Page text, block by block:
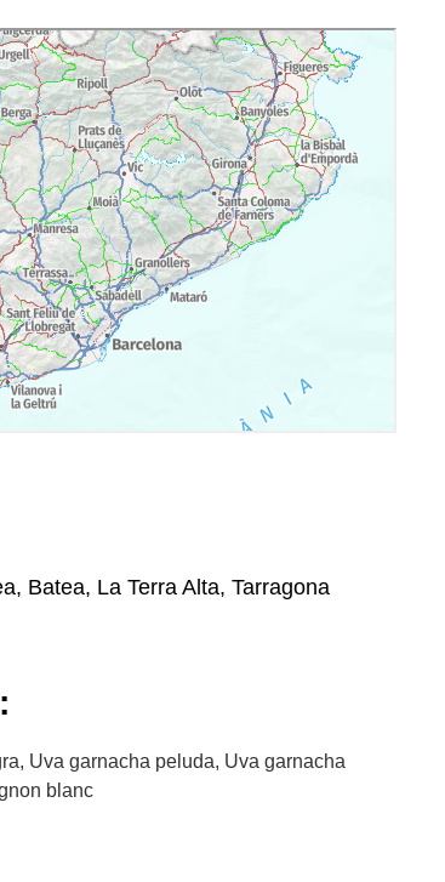
Batea, La Terra Alta, Tarragona
Uva garnacha peluda, Uva garnacha
blanc